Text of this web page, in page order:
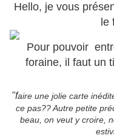
Hello, je vous
le
Pour pouvoir
foraine, il faut un
"faire une jolie carte
ce pas??Autre petite
beau, on veut y croire,